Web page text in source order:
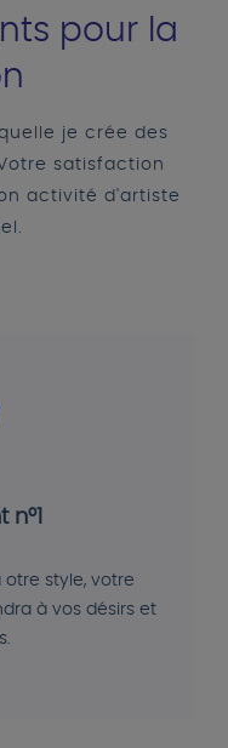
pour la
je crée des
satisfaction
activité d'artiste
otre style, votre
à vos désirs et